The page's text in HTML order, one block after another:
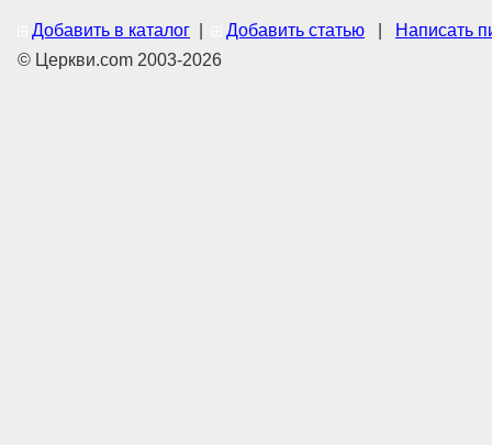
Добавить в каталог Добавить статью
Написать
© Церкви.com 2003-2026